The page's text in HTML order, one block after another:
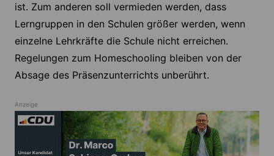
ist. Zum anderen soll vermieden werden, dass
Lerngruppen in den Schulen größer werden, wenn
einzelne Lehrkräfte die Schule nicht erreichen.
Regelungen zum Homeschooling bleiben von der
Absage des Präsenzunterrichts unberührt.
Anzeige